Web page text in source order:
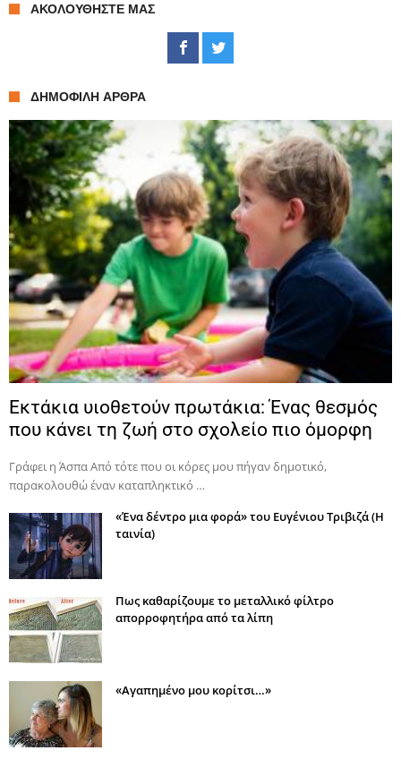
ΑΚΟΛΟΥΘΉΣΤΕ ΜΑΣ
ΔΗΜΟΦΙΛΉ ΆΡΘΡΑ
Εκτάκια υιοθετούν πρωτάκια: Ένας θεσμός
που κάνει τη ζωή στο σχολείο πιο όμορφη
Γράφει η Άσπα Από τότε που οι κόρες μου πήγαν δημοτικό,
παρακολουθώ έναν καταπληκτικό …
«Ένα δέντρο μια φορά» του Ευγένιου Τριβιζά (Η
ταινία)
Πως καθαρίζουμε το μεταλλικό φίλτρο
απορροφητήρα από τα λίπη
«Αγαπημένο μου κορίτσι…»